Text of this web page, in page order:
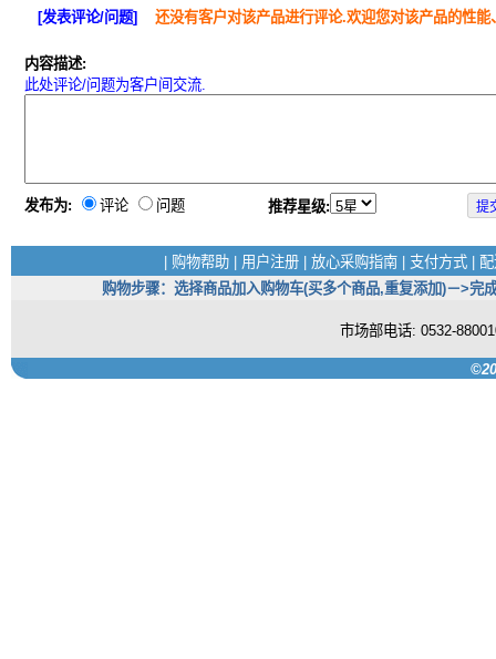
[发表评论/问题] 还没有客户对该产品进行评论.欢迎您对该产品的性
内容描述:
此处评论/问题为客户间交流.
发布为: 评论 问题 推荐星级:
购物帮助 用户注册 放心采购指南 支付方式
购物步骤：选择商品加入购物车(买多个商品,重复添加)－>
市场部电话: 0532-